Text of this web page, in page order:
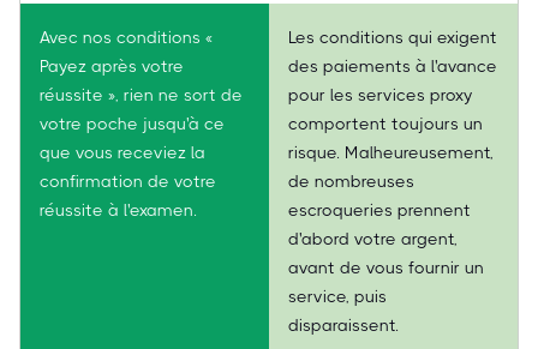
Avec nos conditions «
Payez après votre
réussite », rien ne sort de
votre poche jusqu'à ce
que vous receviez la
confirmation de votre
réussite à l'examen.
Les conditions qui exigent
des paiements à l'avance
pour les services proxy
comportent toujours un
risque. Malheureusement,
de nombreuses
escroqueries prennent
d'abord votre argent,
avant de vous fournir un
service, puis
disparaissent.